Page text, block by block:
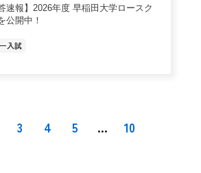
速報】2026年度 早稲田大学ロースク
公開中！
入試
3 4 5 ... 10